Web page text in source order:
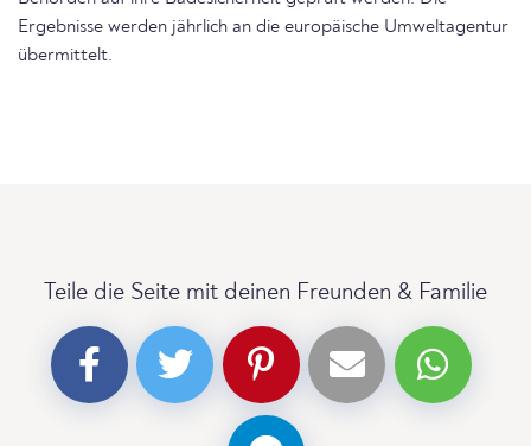
Ergebnisse werden jährlich an die europäische Umweltagentur
übermittelt.
Teile die Seite mit deinen Freunden & Familie